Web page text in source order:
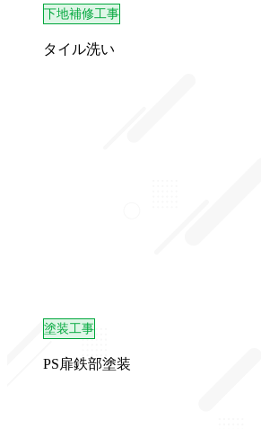
下地補修工事
タイル洗い
塗装工事
PS扉鉄部塗装